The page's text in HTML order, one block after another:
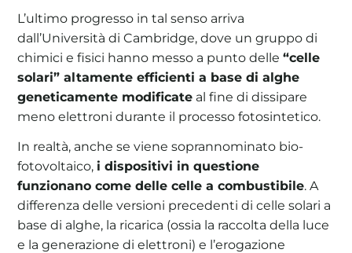
L’ultimo progresso in tal senso arriva
dall’Università di Cambridge, dove un gruppo di
chimici e fisici hanno messo a punto delle“celle
solari” altamente efficienti a base di alghe
geneticamente modificate al fine di dissipare
meno elettroni durante il processo fotosintetico.
In realtà, anche se viene soprannominato bio-
fotovoltaico, i dispositivi in questione
funzionano come delle celle a combustibile. A
differenza delle versioni precedenti di celle solari a
base di alghe, la ricarica (ossia la raccolta della luce
e la generazione di elettroni) e l’erogazione